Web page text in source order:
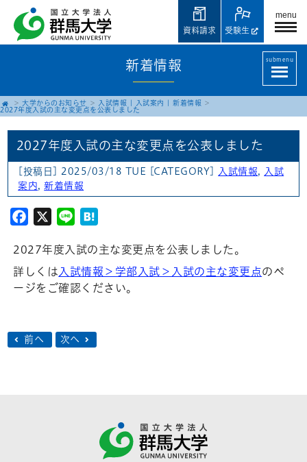
menu
受験生
資料請求
新着情報 submenu
大学からのお知らせ 入試情報 入試案内
新着情報
2027年度入試の主な変更点を公表しました
2027年度入試の主な変更点を公表しました
[投稿日] 2025/03/18 TUE [CATEGORY] 入試情報,
入試
案内 ,新着情報
Facebook
X Line
2027年度入試の主な変更点を公表しました。
詳しくは 入試情報＞学部入試＞入試の主な変更点のペ
ージをご確認ください。
前へ 次へ